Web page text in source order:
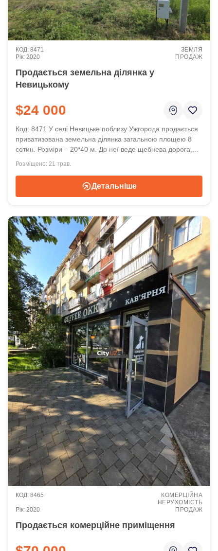
Продається земельна ділянка у
Невицькому
Код: 8471 У селі Невицьке поблизу Ужгорода продається
приватизована земельна ділянка загальною площею 8
сотин. Розміри – 20*40 м. До неї веде щебнева дорога,
2020
8471
ЗЕМЛЯ
ПРОДАЖ
21 трав.
$24 000
Детальніше
Продається комерційне приміщення
2020
8465
КОМЕРЦІЙНА
НЕРУХОМІСТЬ
ПРОДАЖ